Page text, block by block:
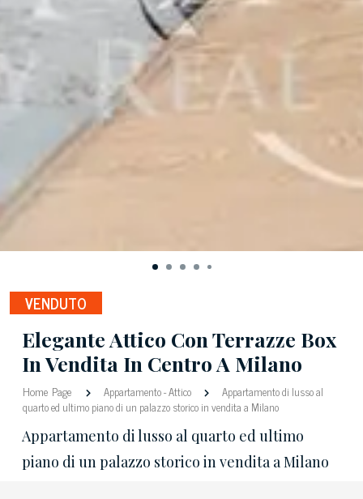
VENDUTO
Elegante Attico Con Terrazze Box
In Vendita In Centro A Milano
Home Page Appartamento-Attico
Appartamento di lusso al
quarto ed ultimo piano di un palazzo storico in vendita a Milano
Appartamento di lusso al quarto ed ultimo
piano di un palazzo storico in vendita a Milano